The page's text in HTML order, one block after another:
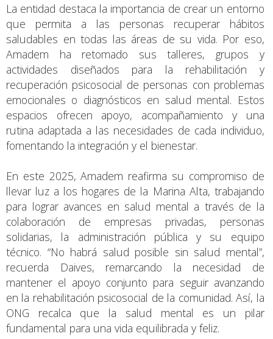
La entidad destaca la importancia de crear un entorno
que permita a las personas recuperar hábitos
saludables en todas las áreas de su vida. Por eso,
Amadem ha retomado sus talleres, grupos y
actividades diseñados para la rehabilitación y
recuperación psicosocial de personas con problemas
emocionales o diagnósticos en salud mental. Estos
espacios ofrecen apoyo, acompañamiento y una
rutina adaptada a las necesidades de cada individuo,
fomentando la integración y el bienestar.
En este 2025, Amadem reafirma su compromiso de
llevar luz a los hogares de la Marina Alta, trabajando
para lograr avances en salud mental a través de la
colaboración de empresas privadas, personas
solidarias, la administración pública y su equipo
técnico. “No habrá salud posible sin salud mental”,
recuerda Daives, remarcando la necesidad de
mantener el apoyo conjunto para seguir avanzando
en la rehabilitación psicosocial de la comunidad. Así, la
ONG recalca que la salud mental es un pilar
fundamental para una vida equilibrada y feliz.